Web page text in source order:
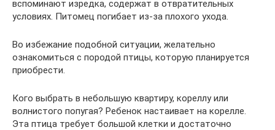
вспоминают изредка, содержат в отвратительных
условиях. Питомец погибает из-за плохого ухода.
Во избежание подобной ситуации, желательно
ознакомиться с породой птицы, которую планируется
приобрести.
Кого выбрать в небольшую квартиру, кореллу или
волнистого попугая? Ребенок настаивает на корелле.
Эта птица требует большой клетки и достаточно